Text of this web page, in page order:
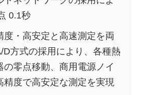
0.1秒
度・高安定と高速測定を両
D方式の採用により、各種熱
の零点移動、商用電源ノイ
精度で高安定な測定を実現